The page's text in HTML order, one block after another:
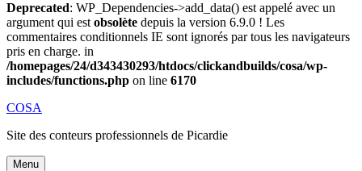
Deprecated: WP_Dependencies->add_data() est appelé avec un
argument qui est obsolète depuis la version 6.9.0 ! Les
commentaires conditionnels IE sont ignorés par tous les navigateurs
pris en charge. in
/homepages/24/d343430293/htdocs/clickandbuilds/cosa/wp-
includes/functions.php on line 6170
Aller
contenu
COSA
Site des conteurs professionnels de Picardie
Menu